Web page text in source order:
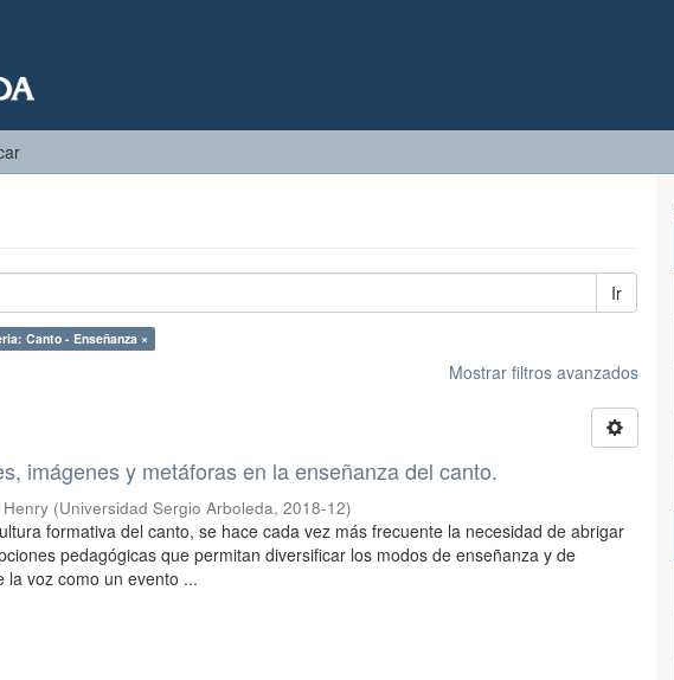
Ir
Canto - Enseñanza ×
Mostrar filtros avanzados
imágenes y metáforas en la enseñanza del canto.
(Universidad Sergio Arboleda,2018-12)
formativa del canto, se hace cada vez más frecuente la necesidad de abrigar
pedagógicas que permitan diversificar los modos de enseñanza y de
la voz como un evento ...